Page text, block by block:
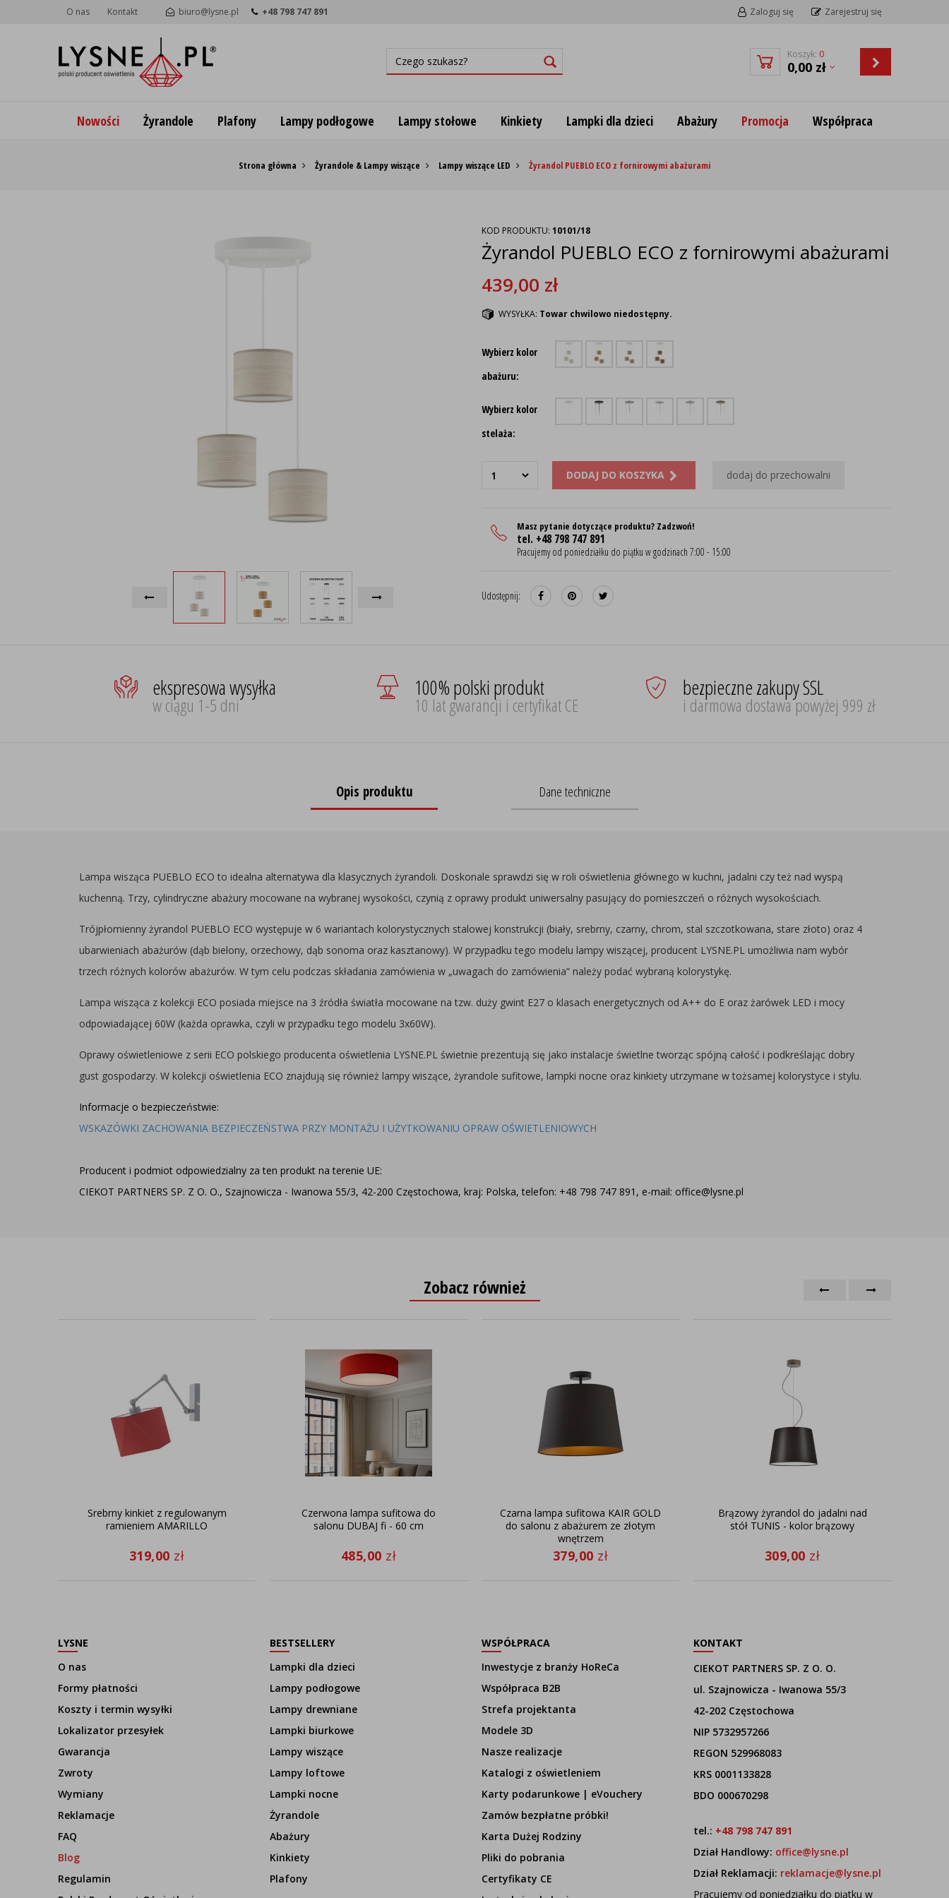
O nas Kontakt biuro@lysne.pl +48 798 747 891 Zaloguj się Zarejestruj się
Koszyk: 0
0,00 zł
Nowości Żyrandole Plafony Lampy podłogowe Lampy stołowe Kinkiety Lampki dla dzieci Abażury Promocja Współpraca
Strona główna Żyrandole & Lampy wiszące Lampy wiszące LED Żyrandol PUEBLO ECO z fornirowymi abażurami
KOD PRODUKTU: 10101/18
Żyrandol PUEBLO ECO z fornirowymi abażurami
439,00 zł
WYSYŁKA: Towar chwilowo niedostępny.
Wybierz kolor
abażuru:
Wybierz kolor
stelaża:
DODAJ DO KOSZYKA dodaj do przechowalni
Masz pytanie dotyczące produktu? Zadzwoń!
tel. +48 798 747 891
Pracujemy od poniedziałku do piątku w godzinach 7:00 - 15:00
Udostępnij:
ekspresowa wysyłka
w ciągu 1-5 dni
100% polski produkt
10 lat gwarancji i certyfikat CE
bezpieczne zakupy SSL
i darmowa dostawa powyżej 999 zł
Opis produktu Dane techniczne
Lampa wisząca PUEBLO ECO to idealna alternatywa dla klasycznych żyrandoli. Doskonale sprawdzi się w roli oświetlenia głównego w kuchni, jadalni czy też nad wyspą
kuchenną. Trzy, cylindryczne abażury mocowane na wybranej wysokości, czynią z oprawy produkt uniwersalny pasujący do pomieszczeń o różnych wysokościach.
Trójpłomienny żyrandol PUEBLO ECO występuje w 6 wariantach kolorystycznych stalowej konstrukcji (biały, srebrny, czarny, chrom, stal szczotkowana, stare złoto) oraz 4
ubarwieniach abażurów (dąb bielony, orzechowy, dąb sonoma oraz kasztanowy). W przypadku tego modelu lampy wiszącej, producent LYSNE.PL umożliwia nam wybór
trzech różnych kolorów abażurów. W tym celu podczas składania zamówienia w „uwagach do zamówienia” należy podać wybraną kolorystykę.
Lampa wisząca z kolekcji ECO posiada miejsce na 3 źródła światła mocowane na tzw. duży gwint E27 o klasach energetycznych od A++ do E oraz żarówek LED i mocy
odpowiadającej 60W (każda oprawka, czyli w przypadku tego modelu 3x60W).
Oprawy oświetleniowe z serii ECO polskiego producenta oświetlenia LYSNE.PL świetnie prezentują się jako instalacje świetlne tworząc spójną całość i podkreślając dobry
gust gospodarzy. W kolekcji oświetlenia ECO znajdują się również lampy wiszące, żyrandole sufitowe, lampki nocne oraz kinkiety utrzymane w tożsamej kolorystyce i stylu.
Informacje o bezpieczeństwie:
WSKAZÓWKI ZACHOWANIA BEZPIECZEŃSTWA PRZY MONTAŻU I UŻYTKOWANIU OPRAW OŚWIETLENIOWYCH
Producent i podmiot odpowiedzialny za ten produkt na terenie UE:
CIEKOT PARTNERS SP. Z O. O., Szajnowicza - Iwanowa 55/3, 42-200 Częstochowa, kraj: Polska, telefon: +48 798 747 891, e-mail: office@lysne.pl
Zobacz również
Srebrny kinkiet z regulowanym
ramieniem AMARILLO
319,00 zł
Czerwona lampa sufitowa do
salonu DUBAJ fi - 60 cm
485,00 zł
Czarna lampa sufitowa KAIR GOLD
do salonu z abażurem ze złotym
wnętrzem
379,00 zł
Brązowy żyrandol do jadalni nad
stół TUNIS - kolor brązowy
309,00 zł
LYSNE
O nas
Formy płatności
Koszty i termin wysyłki
Lokalizator przesyłek
Gwarancja
Zwroty
Wymiany
Reklamacje
FAQ
Blog
Regulamin
BESTSELLERY
Lampki dla dzieci
Lampy podłogowe
Lampy drewniane
Lampki biurkowe
Lampy wiszące
Lampy loftowe
Lampki nocne
Żyrandole
Abażury
Kinkiety
Plafony
WSPÓŁPRACA
Inwestycje z branży HoReCa
Współpraca B2B
Strefa projektanta
Modele 3D
Nasze realizacje
Katalogi z oświetleniem
Karty podarunkowe | eVouchery
Zamów bezpłatne próbki!
Karta Dużej Rodziny
Pliki do pobrania
Certyfikaty CE
KONTAKT
CIEKOT PARTNERS SP. Z O. O.
ul. Szajnowicza - Iwanowa 55/3
42-202 Częstochowa
NIP 5732957266
REGON 529968083
KRS 0001133828
BDO 000670298
tel.: +48 798 747 891
Dział Handlowy: office@lysne.pl
Dział Reklamacji: reklamacje@lysne.pl
Pracujemy od poniedziałku do piątku w